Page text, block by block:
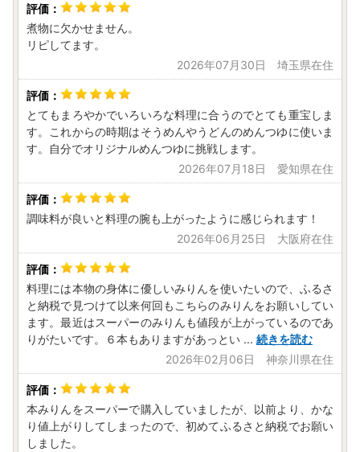
煮物に欠かせません。
リピしてます。
2026年07月30日 埼玉県在住
とてもまろやかでいろいろな料理に合うのでとても重宝しま
す。これからの時期はそうめんやうどんのめんつゆに使いま
す。自分でオリジナルめんつゆに挑戦します。
2026年07月18日 愛知県在住
調味料が良いと料理の腕も上がったように感じられます！
2026年06月25日 大阪府在住
料理には本物の身体に優しいみりんを使いたいので、ふるさ
と納税で見つけて以来何回もこちらのみりんをお願いしてい
ます。最近はスーパーのみりんも値段が上がっているのであ
りがたいです。６本もありますがあっとい ... 続きを読む
2026年02月06日 神奈川県在住
本みりんをスーパーで購入していましたが、以前より、かな
り値上がりしてしまったので、初めてふるさと納税でお願い
しました。